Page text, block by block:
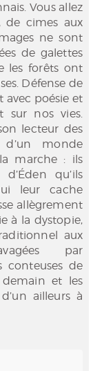
Vous allez
de cimes aux
ne sont
de galettes
les forêts ont
Défense de
avec poésie et
sur nos vies.
lecteur des
monde
marche : ils
qu’ils
leur cache
allègrement
à la dystopie,
aux
par
conteuses de
demain et les
ailleurs à